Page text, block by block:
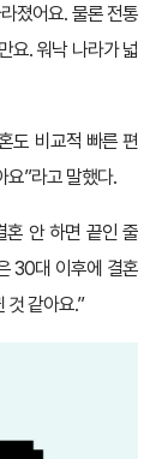
졌어요. 물론 전통
요. 워낙 나라가 넓
도 비교적 빠른 편
요”라고 말했다.
혼 안 하면 끝인 줄
30대 이후에 결혼
것 같아요.”